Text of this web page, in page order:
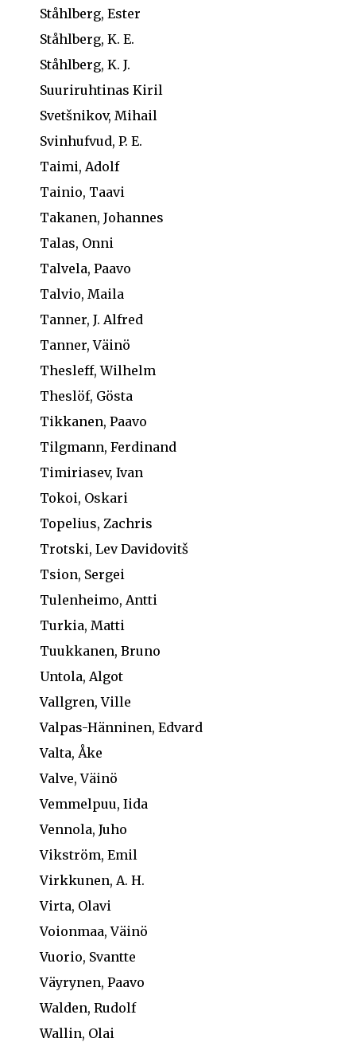
Ståhlberg, Ester
Ståhlberg, K. E.
Ståhlberg, K. J.
Suuriruhtinas Kiril
Svetšnikov, Mihail
Svinhufvud, P. E.
Taimi, Adolf
Tainio, Taavi
Takanen, Johannes
Talas, Onni
Talvela, Paavo
Talvio, Maila
Tanner, J. Alfred
Tanner, Väinö
Thesleff, Wilhelm
Theslöf, Gösta
Tikkanen, Paavo
Tilgmann, Ferdinand
Timiriasev, Ivan
Tokoi, Oskari
Topelius, Zachris
Trotski, Lev Davidovitš
Tsion, Sergei
Tulenheimo, Antti
Turkia, Matti
Tuukkanen, Bruno
Untola, Algot
Vallgren, Ville
Valpas-Hänninen, Edvard
Valta, Åke
Valve, Väinö
Vemmelpuu, Iida
Vennola, Juho
Vikström, Emil
Virkkunen, A. H.
Virta, Olavi
Voionmaa, Väinö
Vuorio, Svantte
Väyrynen, Paavo
Walden, Rudolf
Wallin, Olai